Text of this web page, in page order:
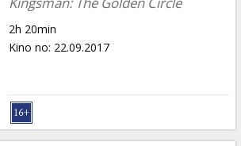
2h 20min
Kino no: 22.09.2017